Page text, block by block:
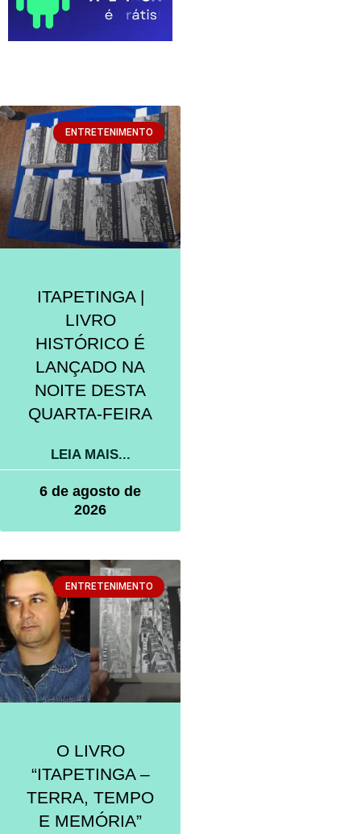
ENTRETENIMENTO
ITAPETINGA |
LIVRO
HISTÓRICO É
LANÇADO NA
NOITE DESTA
QUARTA-FEIRA
LEIA MAIS...
6 de agosto de
2026
ENTRETENIMENTO
O LIVRO
“ITAPETINGA –
TERRA, TEMPO
E MEMÓRIA”